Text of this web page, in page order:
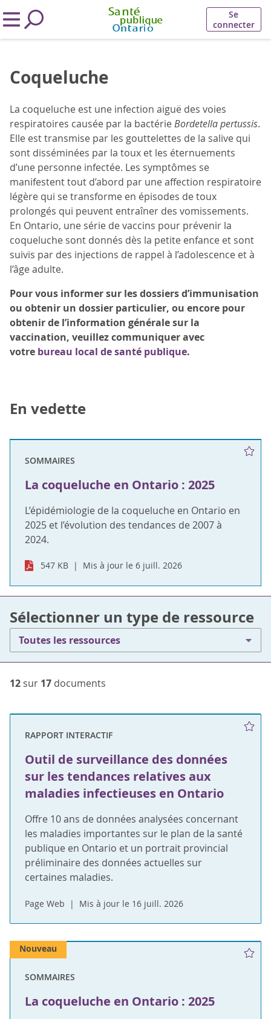
Se
connecter
Coqueluche
La coqueluche est une infection aiguë des voies
respiratoires causée par la bactérieBordetella pertussis.
Elle est transmise par les gouttelettes de la salive qui
sont disséminées par la toux et les éternuements
d’une personne infectée. Les symptômes se
manifestent tout d’abord par une affection respiratoire
légère qui se transforme en épisodes de toux
prolongés qui peuvent entraîner des vomissements.
En Ontario, une série de vaccins pour prévenir la
coqueluche sont donnés dès la petite enfance et sont
suivis par des injections de rappel à l’adolescence et à
l’âge adulte.
Pour vous informer sur les dossiers d’immunisation
ou obtenir un dossier particulier, ou encore pour
obtenir de l’information générale sur la
vaccination, veuillez communiquer avec
votre bureau local de santé publique.
En vedette
SOMMAIRES
La coqueluche en Ontario : 2025
L’épidémiologie de la coqueluche en Ontario en
2025 et l’évolution des tendances de 2007 à
2024.
547 KB Mis à jour le 6 juill. 2026
Sélectionner un type de ressource
Toutes les ressources
12 sur 17 documents
RAPPORT INTERACTIF
Outil de surveillance des données
sur les tendances relatives aux
maladies infectieuses en Ontario
Offre 10 ans de données analysées concernant
les maladies importantes sur le plan de la santé
publique en Ontario et un portrait provincial
préliminaire des données actuelles sur
certaines maladies.
Page Web Mis à jour le 16 juill. 2026
SOMMAIRES
La coqueluche en Ontario : 2025
Nouveau